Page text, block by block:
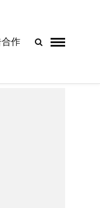
合作